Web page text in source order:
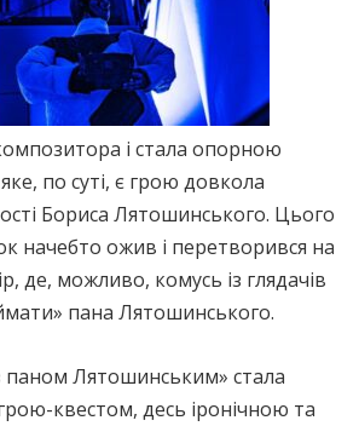
і стала опорною
по суті, є грою довкола
Бориса Лятошинського. Цього
начебто ожив і перетворився на
де, можливо, комусь із глядачів
пана Лятошинського.
паном Лятошинським» стала
квестом, десь іронічною та